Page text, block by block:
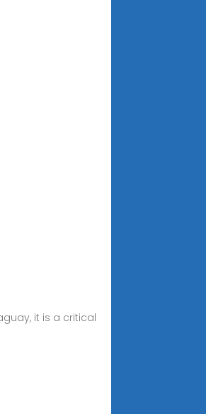
it is a critical